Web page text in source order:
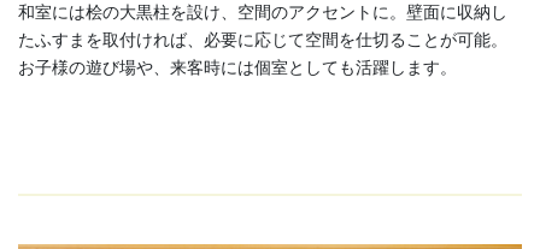
和室には桧の大黒柱を設け、空間のアクセントに。壁面に収納し
たふすまを取付ければ、必要に応じて空間を仕切ることが可能。
お子様の遊び場や、来客時には個室としても活躍します。